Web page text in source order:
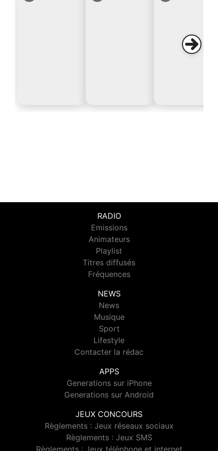
RADIO
Emissions
Animateurs
Playlist
Titres diffusés
Fréquences
NEWS
News
Musique
Sport
Lifestyle
Contacter la rédac
APPS
Generations sur iPhone
Generations sur Android
JEUX CONCOURS
Règlements : Jeux réseaux sociaux
Règlements : Jeux SMS